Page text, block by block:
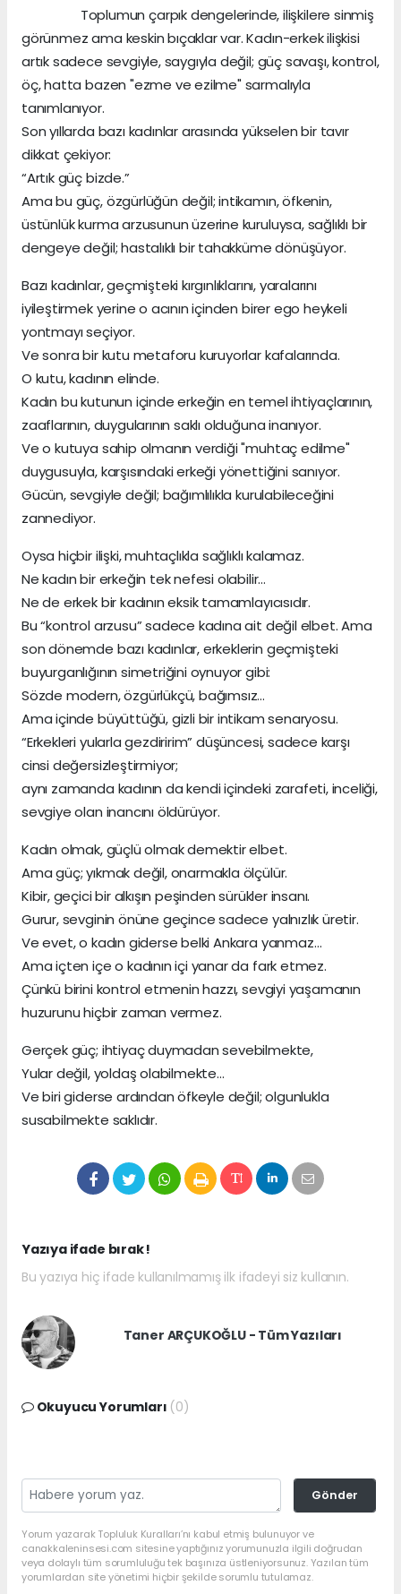
Toplumun çarpık dengelerinde, ilişkilere sinmiş
görünmez ama keskin bıçaklar var. Kadın-erkek ilişkisi
artık sadece sevgiyle, saygıyla değil; güç savaşı, kontrol,
öç, hatta bazen "ezme ve ezilme" sarmalıyla
tanımlanıyor.
Son yıllarda bazı kadınlar arasında yükselen bir tavır
dikkat çekiyor:
“Artık güç bizde.”
Ama bu güç, özgürlüğün değil; intikamın, öfkenin,
üstünlük kurma arzusunun üzerine kuruluysa, sağlıklı bir
dengeye değil; hastalıklı bir tahakküme dönüşüyor.
Bazı kadınlar, geçmişteki kırgınlıklarını, yaralarını
iyileştirmek yerine o acının içinden birer ego heykeli
yontmayı seçiyor.
Ve sonra bir kutu metaforu kuruyorlar kafalarında.
O kutu, kadının elinde.
Kadın bu kutunun içinde erkeğin en temel ihtiyaçlarının,
zaaflarının, duygularının saklı olduğuna inanıyor.
Ve o kutuya sahip olmanın verdiği "muhtaç edilme"
duygusuyla, karşısındaki erkeği yönettiğini sanıyor.
Gücün, sevgiyle değil; bağımlılıkla kurulabileceğini
zannediyor.
Oysa hiçbir ilişki, muhtaçlıkla sağlıklı kalamaz.
Ne kadın bir erkeğin tek nefesi olabilir…
Ne de erkek bir kadının eksik tamamlayıcısıdır.
Bu “kontrol arzusu” sadece kadına ait değil elbet. Ama
son dönemde bazı kadınlar, erkeklerin geçmişteki
buyurganlığının simetriğini oynuyor gibi:
Sözde modern, özgürlükçü, bağımsız…
Ama içinde büyüttüğü, gizli bir intikam senaryosu.
“Erkekleri yularla gezdiririm” düşüncesi, sadece karşı
cinsi değersizleştirmiyor;
aynı zamanda kadının da kendi içindeki zarafeti, inceliği,
sevgiye olan inancını öldürüyor.
Kadın olmak, güçlü olmak demektir elbet.
Ama güç; yıkmak değil, onarmakla ölçülür.
Kibir, geçici bir alkışın peşinden sürükler insanı.
Gurur, sevginin önüne geçince sadece yalnızlık üretir.
Ve evet, o kadın giderse belki Ankara yanmaz…
Ama içten içe o kadının içi yanar da fark etmez.
Çünkü birini kontrol etmenin hazzı, sevgiyi yaşamanın
huzurunu hiçbir zaman vermez.
Gerçek güç; ihtiyaç duymadan sevebilmekte,
Yular değil, yoldaş olabilmekte…
Ve biri giderse ardından öfkeyle değil; olgunlukla
susabilmekte saklıdır.
Yazıya ifade bırak !
Bu yazıya hiç ifade kullanılmamış ilk ifadeyi siz kullanın.
Taner ARÇUKOĞLU - Tüm Yazıları
Okuyucu Yorumları (0)
Gönder
Yorum yazarak Topluluk Kuralları’nı kabul etmiş bulunuyor ve
canakkaleninsesi.com sitesine yaptığınız yorumunuzla ilgili doğrudan
veya dolaylı tüm sorumluluğu tek başınıza üstleniyorsunuz. Yazılan tüm
yorumlardan site yönetimi hiçbir şekilde sorumlu tutulamaz.